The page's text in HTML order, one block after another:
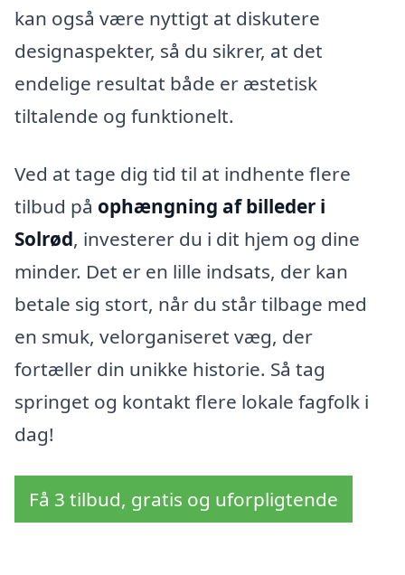
kan også være nyttigt at diskutere
designaspekter, så du sikrer, at det
endelige resultat både er æstetisk
tiltalende og funktionelt.
Ved at tage dig tid til at indhente flere
tilbud på ophængning af billeder i
Solrød, investerer du i dit hjem og dine
minder. Det er en lille indsats, der kan
betale sig stort, når du står tilbage med
en smuk, velorganiseret væg, der
fortæller din unikke historie. Så tag
springet og kontakt flere lokale fagfolk i
dag!
Få 3 tilbud, gratis og uforpligtende